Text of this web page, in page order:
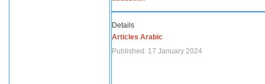
Details
Articles Arabic
Published: 17 January 2024